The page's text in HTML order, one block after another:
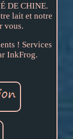
DE CHINE.
lait et notre
vous.
! Services
InkFrog.